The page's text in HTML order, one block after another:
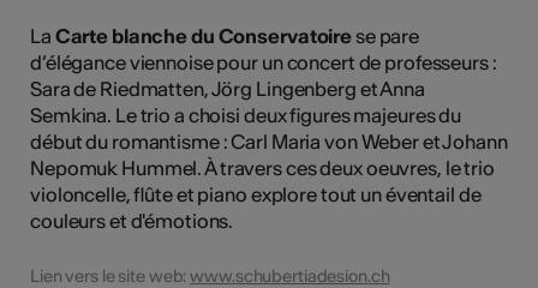
La Carte blanche du Conservatoirese pare
d’élégance viennoise pour un concert de professeurs :
Sara de Riedmatten, Jörg Lingenberg et Anna
Semkina. Le trio a choisi deux figures majeures du
début du romantisme : Carl Maria von Weber et Johann
Nepomuk Hummel. À travers ces deux oeuvres, le trio
violoncelle, flûte et piano explore tout un éventail de
couleurs et d'émotions.
Lien vers le site web:www.schubertiadesion.ch